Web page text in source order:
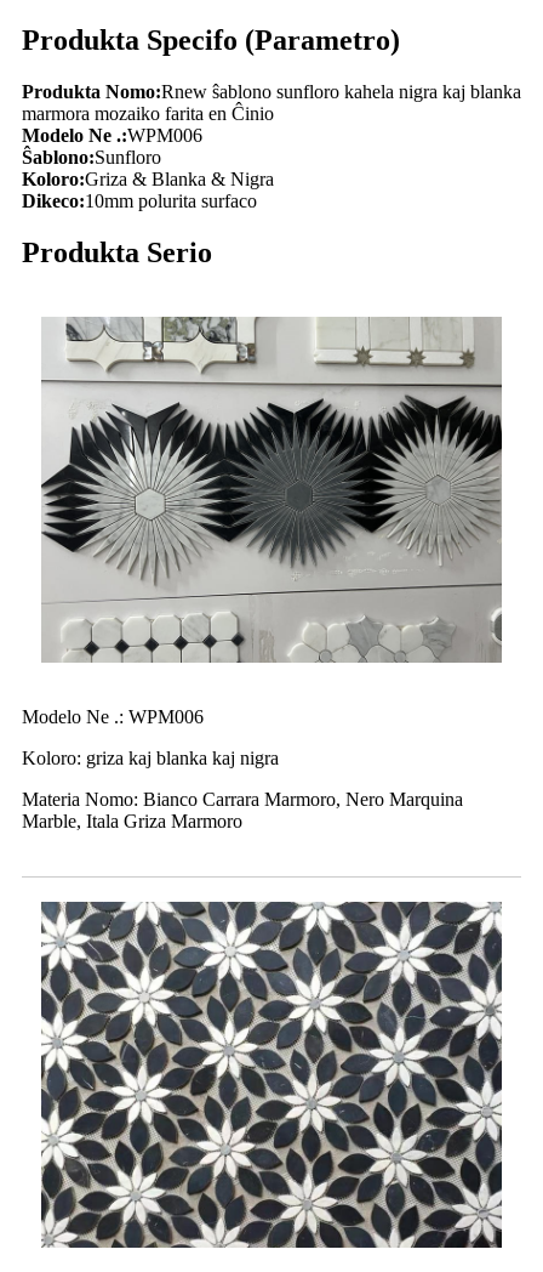
Produkta Specifo (Parametro)
Produkta Nomo:Rnew ŝablono sunfloro kahela nigra kaj blanka
marmora mozaiko farita en Ĉinio
Modelo Ne .:WPM006
Ŝablono:Sunfloro
Koloro:Griza & Blanka & Nigra
Dikeco:10mm polurita surfaco
Produkta Serio
Modelo Ne .: WPM006
Koloro: griza kaj blanka kaj nigra
Materia Nomo: Bianco Carrara Marmoro, Nero Marquina
Marble, Itala Griza Marmoro